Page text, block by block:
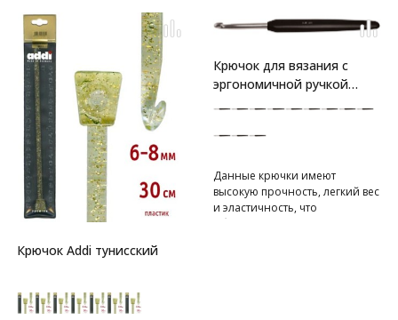
Крючок Addi тунисский
Крючок для вязания с
эргономичной ручкой
Данные крючки имеют
высокую прочность, легкий вес
и эластичность, что
обеспечивает комфорт для рук